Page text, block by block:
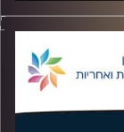
הדיגיטלי, וכך
הפך לטרנד החם
מבית הספר
הקורס שיווק
מה השינויים
החדש.